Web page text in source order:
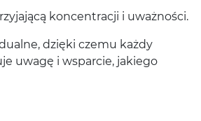
kon­cen­tracji i uważności.
dzięki czemu każdy
uwagę i wspar­cie, jakiego